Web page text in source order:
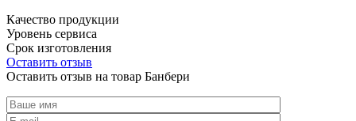
Качество продукции
Уровень сервиса
Срок изготовления
Оставить отзыв
Оставить отзыв на товар Банбери